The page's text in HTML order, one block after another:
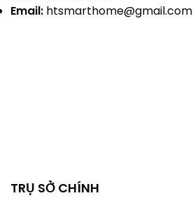
Email: htsmarthome@gmail.com
TRỤ SỞ CHÍNH